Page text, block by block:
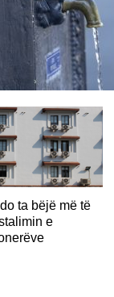
ta bëjë më të
e